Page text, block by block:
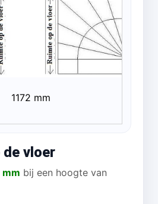
1172 mm
de vloer
mm bij een hoogte van